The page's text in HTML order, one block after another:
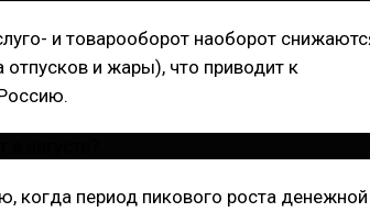
и товарооборот наоборот
и жары), что приводит к
когда период пикового роста денежной